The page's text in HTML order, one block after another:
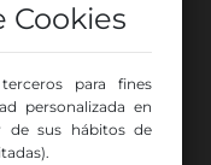
con Más Música,
y la
Cookies
para fines
personalizada en
de sus hábitos de